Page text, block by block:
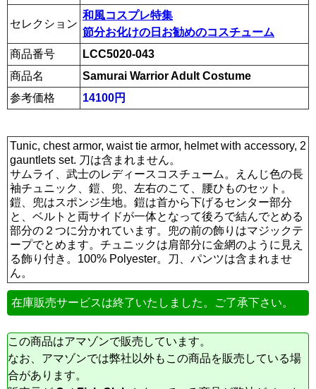
セレクション
和風コスプレ特集
節分お化けの日お勧めのコスチューム
商品番号
LCC5020-043
商品名
Samurai Warrior Adult Costume
参考価格
14100円
Tunic, chest armor, waist tie armor, helmet with accessory, 2
gauntlets set. 刀は含まれません。
サムライ、武士のレディースコスチューム。えんじ色の長
袖チュニック、鎧、兜、左右のこて、腰ひものセット。
鎧、兜はスポンジ生地。鎧は首から下げるセンター部分
と、ベルトと両サイドが一体となって後ろで結んでとめる
部分の２つに分かれています。兜の前の飾りはマジックテ
ープでとめます。チュニックは肩部分に金網のように見え
る飾り付き。100% Polyester。刀、パンツは含まれませ
ん。
在庫販売サービスは終了いたしました。ご了承下さい。
この商品はアマゾンで販売しています。
なお、アマゾンでは弊社以外もこの商品を販売している場
合があります。